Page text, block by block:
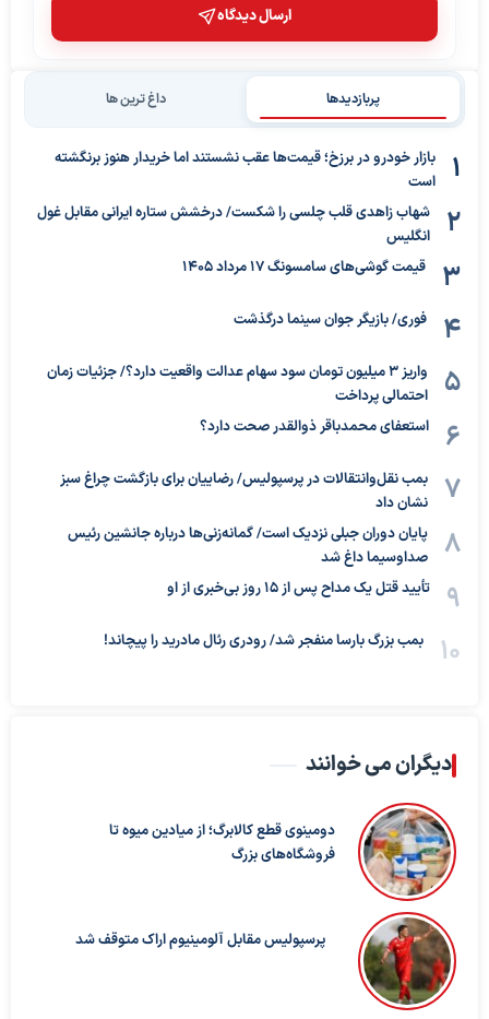
ارسال دیدگاه
پربازدیدها داغ ترین ها
بازار خودرو در برزخ؛ قیمت‌ها عقب نشستند اما خریدار هنوز برنگشته
است
شهاب زاهدی قلب چلسی را شکست/ درخشش ستاره ایرانی مقابل غول
انگلیس
قیمت گوشی‌های سامسونگ 17 مرداد 1405
فوری/ بازیگر جوان سینما درگذشت
واریز ۳ میلیون تومان سود سهام عدالت واقعیت دارد؟/ جزئیات زمان
احتمالی پرداخت
استعفای محمدباقر ذوالقدر صحت دارد؟
بمب نقل‌وانتقالات در پرسپولیس/ رضاییان برای بازگشت چراغ سبز
نشان داد
پایان دوران جبلی نزدیک است/ گمانه‌زنی‌ها درباره جانشین رئیس
صداوسیما داغ شد
تأیید قتل یک مداح پس از ۱۵ روز بی‌خبری از او
بمب بزرگ بارسا منفجر شد/ رودری رئال مادرید را پیچاند!
دیگران می خوانند
دومینوی قطع کالابرگ؛ از میادین میوه تا
فروشگاه‌های بزرگ
پرسپولیس مقابل آلومینیوم اراک متوقف شد